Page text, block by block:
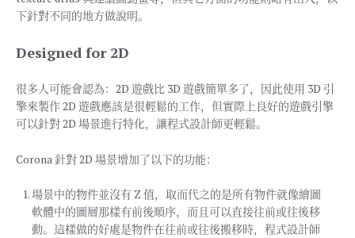
下針對不同的地方做說明。
Designed for 2D
很多人可能會認為：2D 遊戲比 3D 遊戲簡單多了，因此使用 3D 引
擎來製作 2D 遊戲應該是很輕鬆的工作，但實際上良好的遊戲引擎
可以針對 2D 場景進行特化，讓程式設計師更輕鬆。
Corona 針對 2D 場景增加了以下的功能：
場景中的物件並沒有 Z 值，取而代之的是所有物件就像繪圖
軟體中的圖層那樣有前後順序，而且可以直接往前或往後移
動。這樣做的好處是物件在往前或往後搬移時，程式設計師